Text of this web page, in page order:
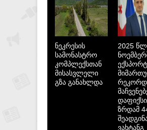
ნეკრესის
სამონასტრო
კომპლექსთან
მისასვლელი
გზა განახლდა
2025
ზრდამ
ვახტანგ